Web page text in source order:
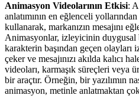
Animasyon Videolarının Etkisi:
anlatımının en eğlenceli
kullanarak, markanızın mesajını
Animasyonlar, izleyicinin duygusal
karakterin başından geçen
çeker ve mesajınızı akılda kalıcı
videoları, karmaşık süreçleri veya
bir araçtır. Örneğin, bir yazılımın
animasyon, metinle anlatmaktan